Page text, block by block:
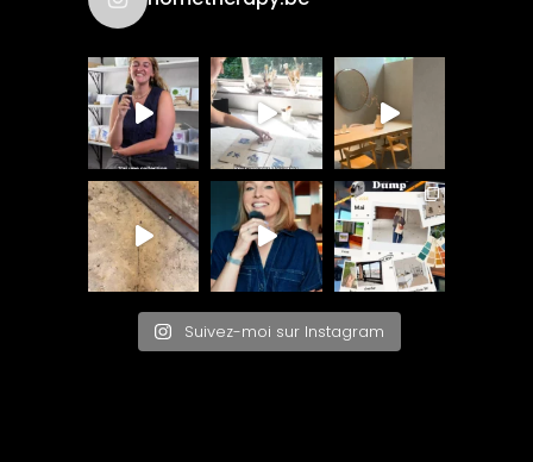
Suivez-moi sur Instagram